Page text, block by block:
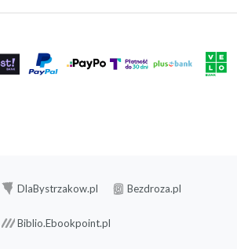
DlaBystrzakow.pl Bezdroza.pl
Biblio.Ebookpoint.pl